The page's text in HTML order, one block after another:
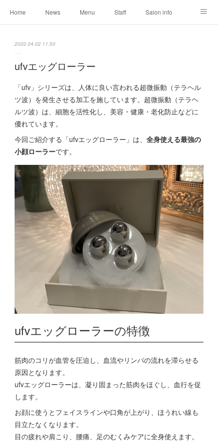
Home News Menu Staff Salon info
2020.04.02 11:50
ufvエッグローラー
「ufv」シリーズは、人体に良い言われる超微振動（テラヘル
ツ波）を発生させる加工を施しています。超微振動（テラヘ
ルツ波）は、細胞を活性化し、美容・健康・老化防止などに
優れています。
今回ご紹介する「ufvエッグローラー」は、 全身使える最強の
小顔ローラーです。
ufvエッグローラーの特徴
筋肉のコリが血管を圧迫し、血流やリンパの流れを滞らせる
原因となります。
ufvエッグローラーは、凝り固まった筋肉をほぐし、血行を促
します。
お顔に使うとフェイスラインや口角が上がり、ほうれい線も
目立たなくなります。
目の疲れや肩こり、腰痛、足のむくみケアに全身使えます。